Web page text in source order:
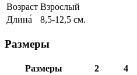
Возраст Взрослый
Длина́
8,5-12,5 см.
Размеры
Размеры 2
4